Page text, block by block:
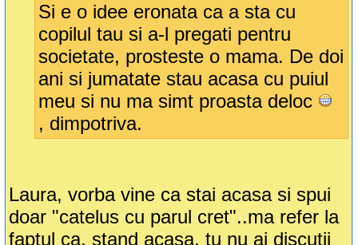
Si e o idee eronata ca a sta cu
copilul tau si a-l pregati pentru
societate, prosteste o mama. De doi
ani si jumatate stau acasa cu puiul
meu si nu ma simt proasta deloc
, dimpotriva.
Laura, vorba vine ca stai acasa si spui
doar "catelus cu parul cret"..ma refer la
faptul ca, stand acasa, tu nu ai discutii